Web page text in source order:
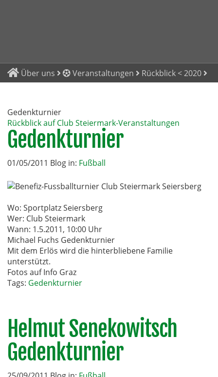
Über uns Veranstaltungen Rückblick < 2020
Gedenkturnier
Rückblick auf Club Steiermark-Veranstaltungen
Gedenkturnier
01/05/2011 Blog in: Fußball
Wo: Sportplatz Seiersberg
Wer: Club Steiermark
Wann: 1.5.2011, 10:00 Uhr
Michael Fuchs Gedenkturnier
Mit dem Erlös wird die hinterbliebene Familie
unterstützt.
Fotos auf Info Graz
Tags: Gedenkturnier
Helmut Senekowitsch
Gedenkturnier